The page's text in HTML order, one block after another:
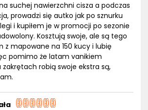
suchej nawierzchni cisza a podczas
prowadzi się autko jak po sznurku
i kupiłem je w promocji po sezonie
Kosztują swoje, ale są tego
mapowane na 150 kucy i lubię
pomimo że latam vanikiem
robią swoje ekstra są,